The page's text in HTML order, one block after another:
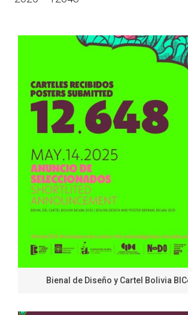
Bienal de Diseño y Cartel Bolivia